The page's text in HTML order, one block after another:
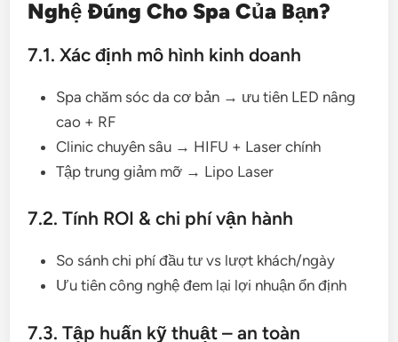
Nghệ Đúng Cho Spa Của Bạn?
7.1. Xác định mô hình kinh doanh
Spa chăm sóc da cơ bản → ưu tiên LED nâng
cao + RF
Clinic chuyên sâu → HIFU + Laser chính
Tập trung giảm mỡ → Lipo Laser
7.2. Tính ROI & chi phí vận hành
So sánh chi phí đầu tư vs lượt khách/ngày
Ưu tiên công nghệ đem lại lợi nhuận ổn định
7.3. Tập huấn kỹ thuật – an toàn